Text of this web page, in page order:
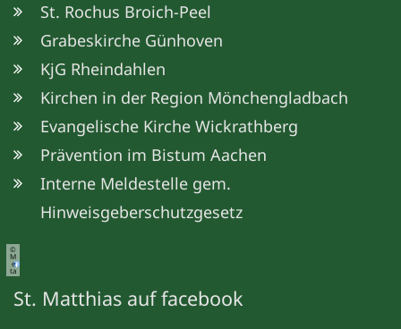
St. Rochus Broich-Peel
Grabeskirche Günhoven
KjG Rheindahlen
Kirchen in der Region Mönchengladbach
Evangelische Kirche Wickrathberg
Prävention im Bistum Aachen
Interne Meldestelle gem.
Hinweisgeberschutzgesetz
©
M
e
ta
St. Matthias auf facebook